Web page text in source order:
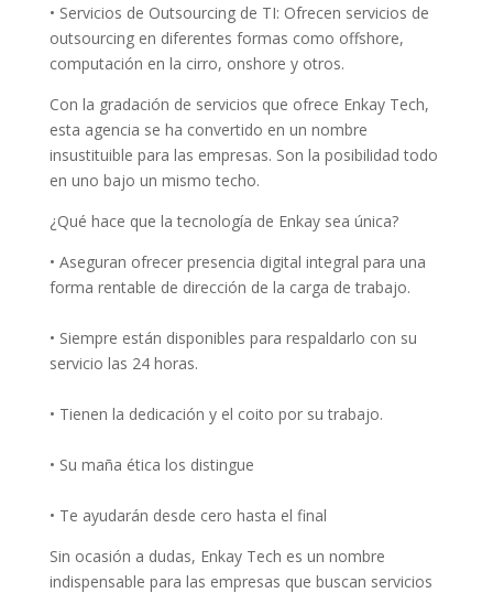
• Servicios de Outsourcing de TI: Ofrecen servicios de
outsourcing en diferentes formas como offshore,
computación en la cirro, onshore y otros.
Con la gradación de servicios que ofrece Enkay Tech,
esta agencia se ha convertido en un nombre
insustituible para las empresas. Son la posibilidad todo
en uno bajo un mismo techo.
¿Qué hace que la tecnología de Enkay sea única?
• Aseguran ofrecer presencia digital integral para una
forma rentable de dirección de la carga de trabajo.
• Siempre están disponibles para respaldarlo con su
servicio las 24 horas.
• Tienen la dedicación y el coito por su trabajo.
• Su maña ética los distingue
• Te ayudarán desde cero hasta el final
Sin ocasión a dudas, Enkay Tech es un nombre
indispensable para las empresas que buscan servicios